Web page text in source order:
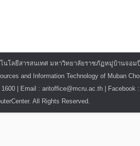
นโลยีสารสนเทศ มหาวิทยาลัยราชภัฏหมู่บ้านจอ
and Information Technology of Muban
| Email : aritoffice@mcru.ac.th | Facebook
All Rights Reserved.